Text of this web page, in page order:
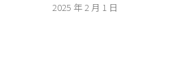
2025 年 2 月 1 日